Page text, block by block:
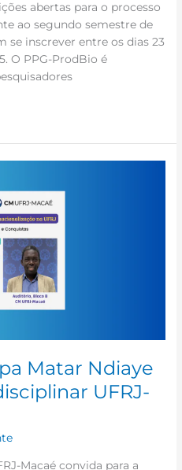
abertas para o processo
ao segundo semestre de
se inscrever entre os dias 23
O PPG-ProdBio é
Matar Ndiaye
UFRJ-
Macaé convida para a